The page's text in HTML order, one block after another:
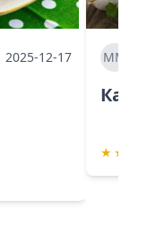
2025-12-17 ММ
★ ★